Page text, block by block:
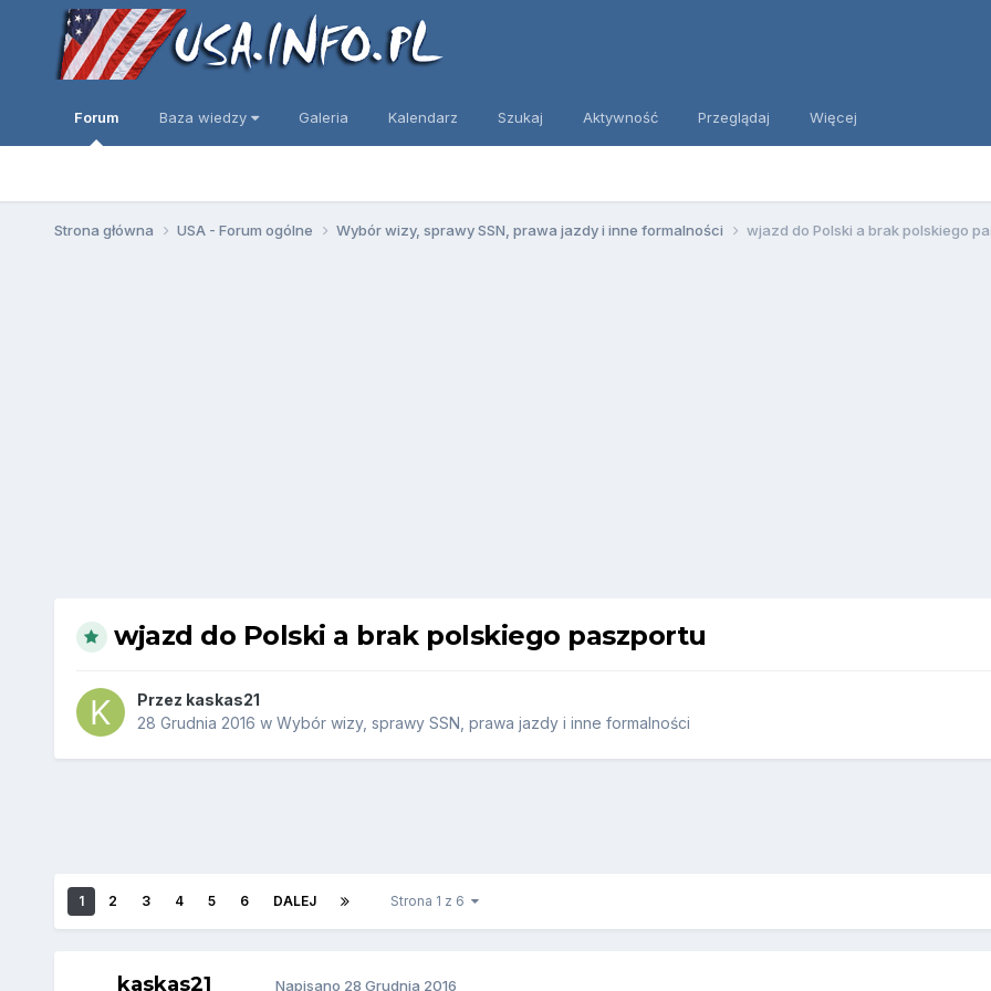
Forum Baza wiedzy Galeria Kalendarz Szukaj Aktywność Przeglądaj Więcej
Strona główna USA - Forum ogólne Wybór wizy, sprawy SSN, prawa jazdy i inne formalności wjazd do Polski a brak polskiego
wjazd do Polski a brak polskiego paszportu
Przez kaskas21
28 Grudnia 2016 w Wybór wizy, sprawy SSN, prawa jazdy i inne formalności
1 2 3 4 5 6 DALEJ Strona 1 z 6
kaskas21 Napisano 28 Grudnia 2016